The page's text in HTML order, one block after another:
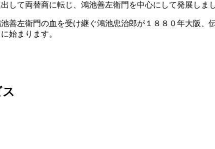
して両替商に転じ、鴻池善左衛門を中心にして発展しまし
善左衛門の血を受け継ぐ鴻池忠治郎が１８８０年大阪、
始まります。